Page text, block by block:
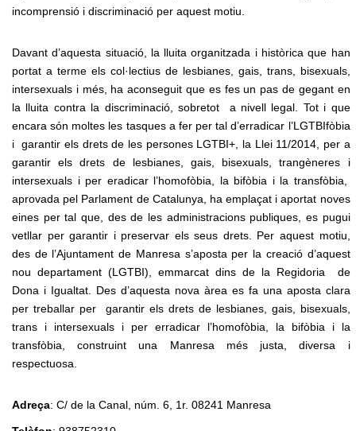
incomprensió i discriminació per aquest motiu.
Davant d’aquesta situació, la lluita organitzada i històrica que han
portat a terme els col·lectius de lesbianes, gais, trans, bisexuals,
intersexuals i més, ha aconseguit que es fes un pas de gegant en
la lluita contra la discriminació, sobretot
a nivell legal. Tot i que
encara són moltes les tasques a fer per tal d’erradicar l’LGTBIfòbia
i garantir els drets de les persones LGTBI+, la Llei 11/2014, per a
garantir els drets de lesbianes, gais, bisexuals, trangèneres i
intersexuals i per eradicar l’homofòbia, la bifòbia i la transfòbia,
aprovada pel Parlament de Catalunya, ha emplaçat i aportat noves
eines per tal que, des de les administracions publiques, es pugui
vetllar per garantir i preservar els seus drets. Per aquest motiu,
des de l’Ajuntament de Manresa s’aposta per la creació d’aquest
nou departament (LGTBI), emmarcat dins de la Regidoria
de
Dona i Igualtat. Des d’aquesta nova àrea es fa una aposta clara
per treballar per
garantir els drets de lesbianes, gais, bisexuals,
trans i intersexuals i per erradicar l’homofòbia, la bifòbia i la
transfòbia, construint una Manresa més justa, diversa i
respectuosa.
Adreça: C/ de la Canal, núm. 6, 1r. 08241 Manresa